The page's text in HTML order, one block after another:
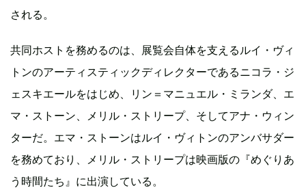
される。
共同ホストを務めるのは、展覧会自体を支えるルイ・ヴィ
トンのアーティスティックディレクターであるニコラ・ジ
ェスキエールをはじめ、リン＝マニュエル・ミランダ、エ
マ・ストーン、メリル・ストリープ、そしてアナ・ウィン
ターだ。エマ・ストーンはルイ・ヴィトンのアンバサダー
を務めており、メリル・ストリープは映画版の『めぐりあ
う時間たち』に出演している。